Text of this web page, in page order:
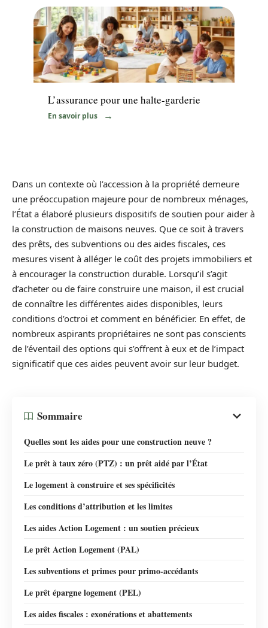
Immo
L’assurance pour une halte-garderie
En savoir plus
Dans un contexte où l’accession à la propriété demeure
une préoccupation majeure pour de nombreux ménages,
l’État a élaboré plusieurs dispositifs de soutien pour aider à
la construction de maisons neuves. Que ce soit à travers
des prêts, des subventions ou des aides fiscales, ces
mesures visent à alléger le coût des projets immobiliers et
à encourager la construction durable. Lorsqu’il s’agit
d’acheter ou de faire construire une maison, il est crucial
de connaître les différentes aides disponibles, leurs
conditions d’octroi et comment en bénéficier. En effet, de
nombreux aspirants propriétaires ne sont pas conscients
de l’éventail des options qui s’offrent à eux et de l’impact
significatif que ces aides peuvent avoir sur leur budget.
Sommaire
Quelles sont les aides pour une construction neuve ?
Le prêt à taux zéro (PTZ) : un prêt aidé par l’État
Le logement à construire et ses spécificités
Les conditions d’attribution et les limites
Les aides Action Logement : un soutien précieux
Le prêt Action Logement (PAL)
Les subventions et primes pour primo-accédants
Le prêt épargne logement (PEL)
Les aides fiscales : exonérations et abattements